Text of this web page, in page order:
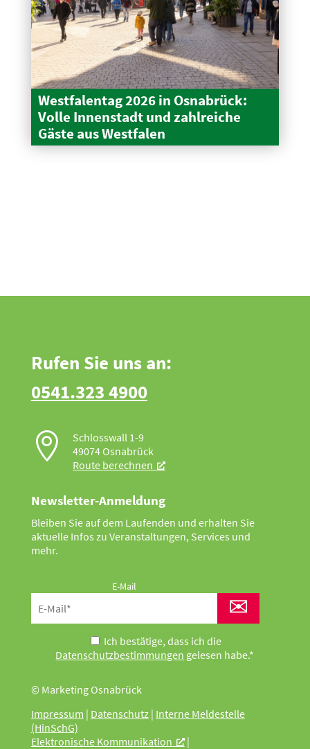
Westfa­lentag 2026 in Osnabrück:
Volle Innen­stadt und zahlreiche
Gäste aus Westfalen
Rufen Sie uns an:
0541.323 4900

Schlosswall 1-9
49074 Osnabrück
Route berechnen
Newsletter-Anmeldung
Bleiben Sie auf dem Laufenden und erhalten Sie
aktuelle Infos zu Veranstaltungen, Services und
mehr.
E-Mail
✉
Ich bestätige, dass ich die
Datenschutzbestimmungen gelesen habe.*
© Marketing Osnabrück
Impressum | Datenschutz| Interne Meldestelle
(HinSchG)
Elektronische Kommunikation
|